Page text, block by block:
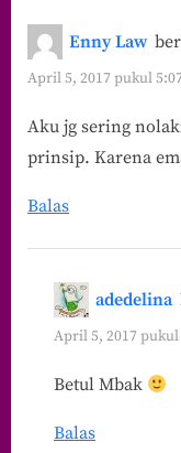
Enny Law
April 5, 2017 pukul
Aku jg sering
prinsip. Karena
Balas
adedelina
April 5, 2017 pukul
Betul Mbak
Balas